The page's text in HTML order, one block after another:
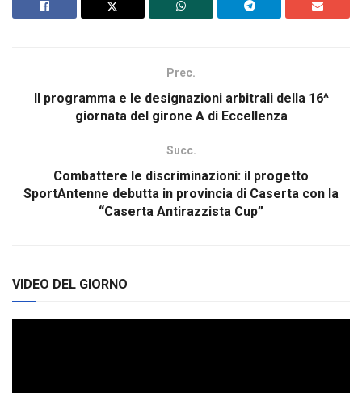
Prec.
Il programma e le designazioni arbitrali della 16^
giornata del girone A di Eccellenza
Succ.
Combattere le discriminazioni: il progetto
SportAntenne debutta in provincia di Caserta con la
“Caserta Antirazzista Cup”
VIDEO DEL GIORNO